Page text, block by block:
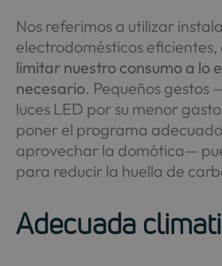
Nos referimos a utilizar
electrodomésticos eficientes,
limitar nuestro consumo a lo
necesario. Pequeños gestos
luces LED por su menor
poner el programa
aprovechar la domótica—
para reducir la huella de
Adecuada